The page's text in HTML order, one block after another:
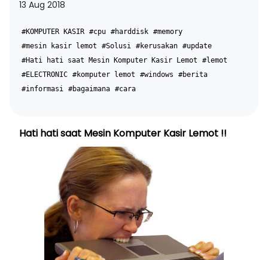
13 Aug 2018
#KOMPUTER KASIR #cpu #harddisk #memory
#mesin kasir lemot
#Solusi #kerusakan #update
#Hati hati saat Mesin Komputer Kasir Lemot
#lemot
#ELECTRONIC #komputer lemot #windows
#berita
#informasi
#bagaimana #cara
Hati hati saat Mesin Komputer Kasir Lemot !!